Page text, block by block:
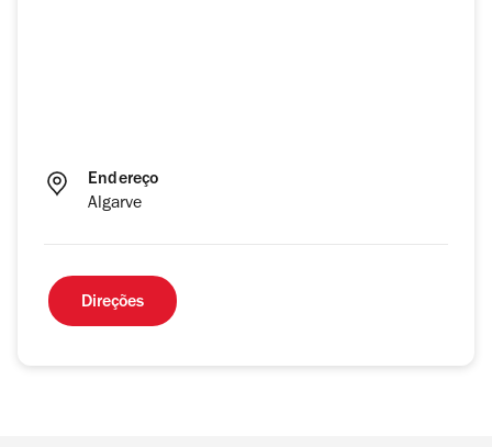
Endereço
Algarve
Direções